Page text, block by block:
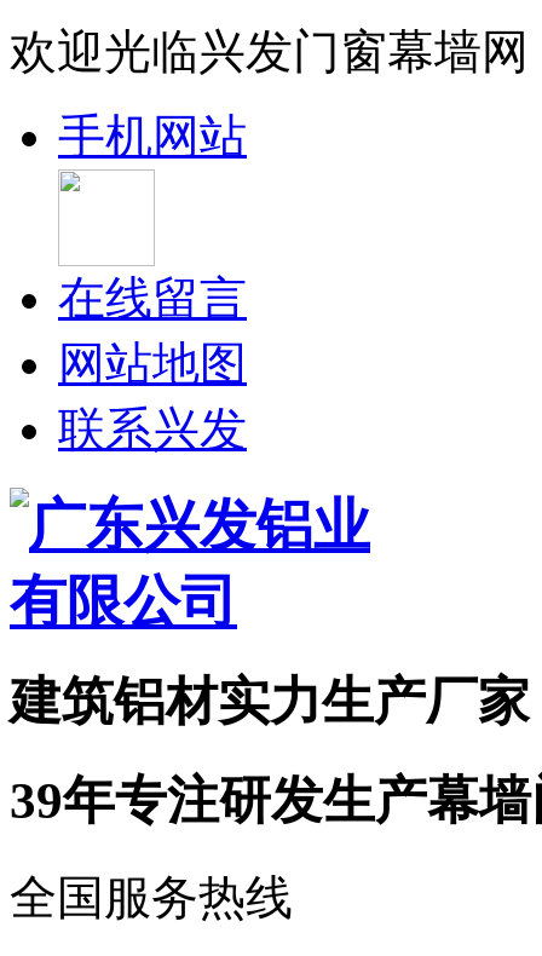
欢迎光临兴发门窗幕墙网
手机网站
在线留言
网站地图
联系兴发
建筑铝材实力生产厂家
39年专注研发生产幕
全国服务热线